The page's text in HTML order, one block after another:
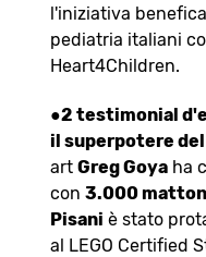
l'iniziativa
pediatria italiani
Heart4Children.
●2 testimonial
il superpotere
art Greg Goya ha
con 3.000
Pisani è stato
al LEGO Certified